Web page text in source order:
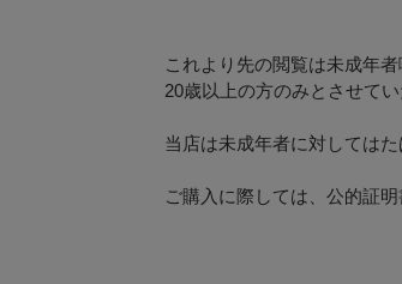
これより先の閲覧は未成年者
20歳以上の方のみとさせてい
当店は未成年者に対してはた
ご購入に際しては、公的証